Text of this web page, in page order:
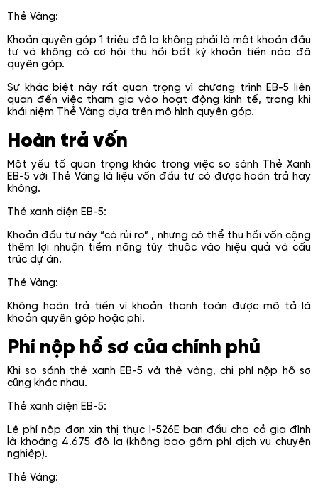
Thẻ Vàng:
Khoản quyên góp 1 triệu đô la không phải là một khoản đầu
tư và không có cơ hội thu hồi bất kỳ khoản tiền nào đã
quyên góp.
Sự khác biệt này rất quan trọng vì chương trình EB-5 liên
quan đến việc tham gia vào hoạt động kinh tế, trong khi
khái niệm Thẻ Vàng dựa trên mô hình quyên góp.
Hoàn trả vốn
Một yếu tố quan trọng khác trong việc so sánh Thẻ Xanh
EB-5 với Thẻ Vàng là liệu vốn đầu tư có được hoàn trả hay
không.
Thẻ xanh diện EB-5:
Khoản đầu tư này “có rủi ro” , nhưng có thể thu hồi vốn cộng
thêm lợi nhuận tiềm năng tùy thuộc vào hiệu quả và cấu
trúc dự án.
Thẻ Vàng:
Không hoàn trả tiền vì khoản thanh toán được mô tả là
khoản quyên góp hoặc phí.
Phí nộp hồ sơ của chính phủ
Khi so sánh thẻ xanh EB-5 và thẻ vàng, chi phí nộp hồ sơ
cũng khác nhau.
Thẻ xanh diện EB-5:
Lệ phí nộp đơn xin thị thực I-526E ban đầu cho cả gia đình
là khoảng 4.675 đô la (không bao gồm phí dịch vụ chuyên
nghiệp).
Thẻ Vàng: